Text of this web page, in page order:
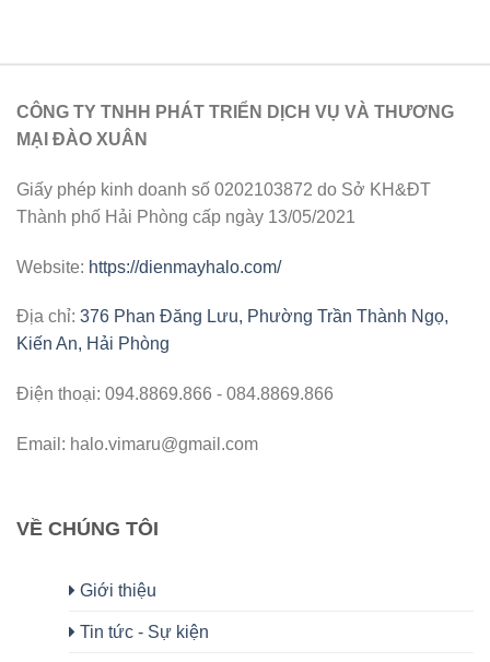
CÔNG TY TNHH PHÁT TRIỂN DỊCH VỤ VÀ THƯƠNG
MẠI ĐÀO XUÂN
Giấy phép kinh doanh số 0202103872 do Sở KH&ĐT
Thành phố Hải Phòng cấp ngày 13/05/2021
Website: https://dienmayhalo.com/
Địa chỉ: 376 Phan Đăng Lưu, Phường Trần Thành Ngọ,
Kiến An, Hải Phòng
Điện thoại: 094.8869.866 - 084.8869.866
Email: halo.vimaru@gmail.com
VỀ CHÚNG TÔI
Giới thiệu
Tin tức - Sự kiện